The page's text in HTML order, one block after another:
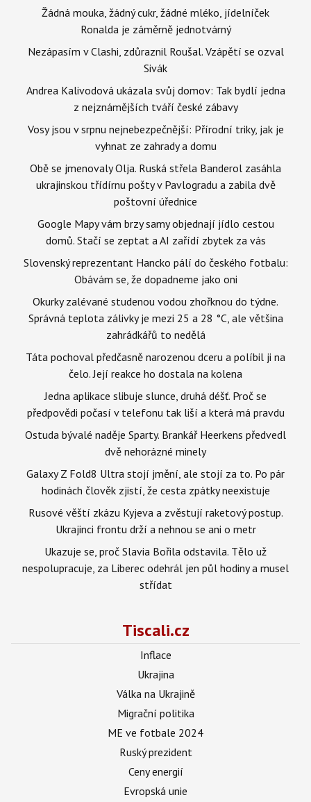
Žádná mouka, žádný cukr, žádné mléko, jídelníček
Ronalda je záměrně jednotvárný
Nezápasím v Clashi, zdůraznil Roušal. Vzápětí se ozval
Sivák
Andrea Kalivodová ukázala svůj domov: Tak bydlí jedna
z nejznámějších tváří české zábavy
Vosy jsou v srpnu nejnebezpečnější: Přírodní triky, jak je
vyhnat ze zahrady a domu
Obě se jmenovaly Olja. Ruská střela Banderol zasáhla
ukrajinskou třídírnu pošty v Pavlogradu a zabila dvě
poštovní úřednice
Google Mapy vám brzy samy objednají jídlo cestou
domů. Stačí se zeptat a AI zařídí zbytek za vás
Slovenský reprezentant Hancko pálí do českého fotbalu:
Obávám se, že dopadneme jako oni
Okurky zalévané studenou vodou zhořknou do týdne.
Správná teplota zálivky je mezi 25 a 28 °C, ale většina
zahrádkářů to nedělá
Táta pochoval předčasně narozenou dceru a políbil ji na
čelo. Její reakce ho dostala na kolena
Jedna aplikace slibuje slunce, druhá déšť. Proč se
předpovědi počasí v telefonu tak liší a která má pravdu
Ostuda bývalé naděje Sparty. Brankář Heerkens předvedl
dvě nehorázné minely
Galaxy Z Fold8 Ultra stojí jmění, ale stojí za to. Po pár
hodinách člověk zjistí, že cesta zpátky neexistuje
Rusové věští zkázu Kyjeva a zvěstují raketový postup.
Ukrajinci frontu drží a nehnou se ani o metr
Ukazuje se, proč Slavia Bořila odstavila. Tělo už
nespolupracuje, za Liberec odehrál jen půl hodiny a musel
střídat
Tiscali.cz
Inflace
Ukrajina
Válka na Ukrajině
Migrační politika
ME ve fotbale 2024
Ruský prezident
Ceny energií
Evropská unie